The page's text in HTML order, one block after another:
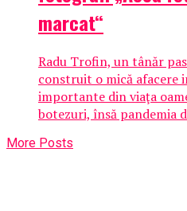
marcat“
Radu Trofin, un tânăr
construit o mică afacere
importante din viaţa
botezuri, însă pandemia
More Posts